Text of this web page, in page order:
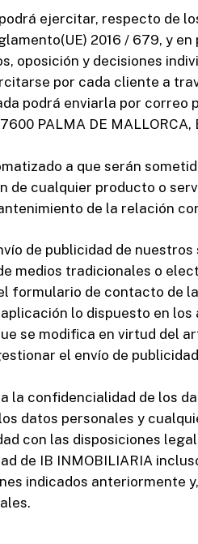
ejercitar, respecto de
2016 / 679, y
oposición y decisiones
por cada cliente a
podrá enviarla por correo
PALMA DE
a que serán
de cualquier producto o
de la relación
de publicidad de
medios tradicionales o
formulario de contacto de
lo dispuesto en
se modifica en virtud del
el envío de
la confidencialidad de los
datos personales y
con las disposiciones
de IB INMOBILIARIA
indicados anteriormente